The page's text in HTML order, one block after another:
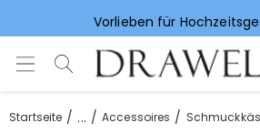
Vorlieben für
Startseite ... Accessoires